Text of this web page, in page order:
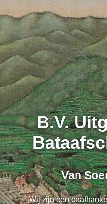
B.V.
Van
Wij zijn een